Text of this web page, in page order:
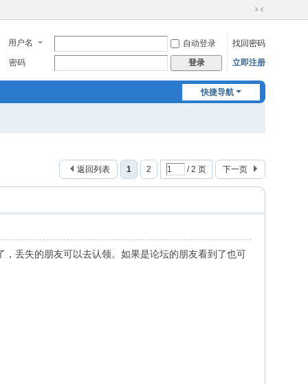
切
到
窄
用户名 自动登录
找回密码
密码
登录 立即注册
快捷导航
1 2 / 2 页 下一页
返回列表
丢失的朋友可以去认领。如果是论坛的朋友看到了也可